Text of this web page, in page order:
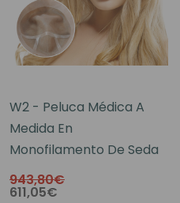
W2 - Peluca Médica A
Medida En
Monofilamento De Seda
943,80€
611,05€